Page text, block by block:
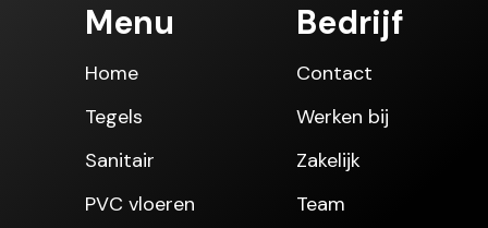
Menu
Home
Tegels
Sanitair
PVC vloeren
Bedrijf
Contact
Werken bij
Zakelijk
Team